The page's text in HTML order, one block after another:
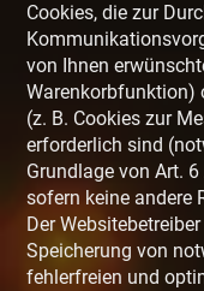
Cookies, die zur
von Ihnen
Warenkorbfunktion)
(z. B. Cookies zur
erforderlich sind
Grundlage von Art.
sofern keine andere
Der
Speicherung von
fehlerfreien und